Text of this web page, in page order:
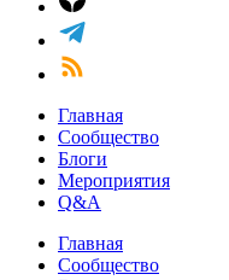
Главная
Сообщество
Блоги
Мероприятия
Q&A
Главная
Сообщество